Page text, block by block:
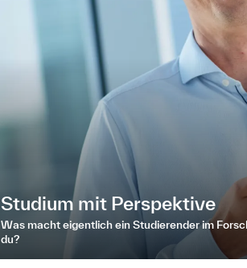
Studium mit Perspektive
Was macht eigentlich ein Studierender im
du?